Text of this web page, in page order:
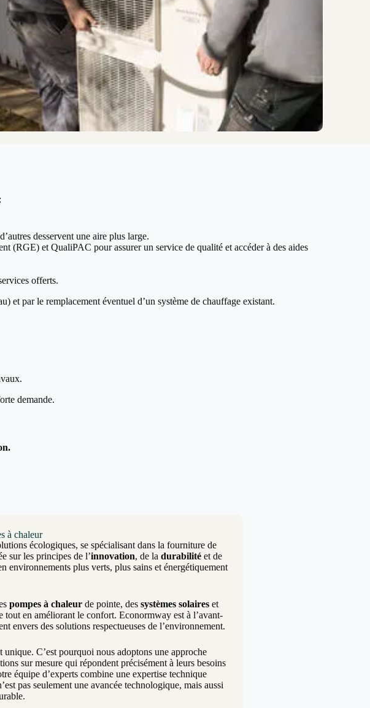
desservent une aire plus large.
(RGE) et QualiPAC pour assurer un service de qualité et accéder à des aides
offerts.
par le remplacement éventuel d’un système de chauffage existant.
demande.
à chaleur
écologiques, se spécialisant dans la fourniture de
sur les principes de l’innovation, de la durabilité et de
environnements plus verts, plus sains et énergétiquement
pompes à chaleurde pointe, des systèmes solaireset
tout en améliorant le confort. Econormway est à l’avant-
envers des solutions respectueuses de l’environnement.
C’est pourquoi nous adoptons une approche
sur mesure qui répondent précisément à leurs besoins
équipe d’experts combine une expertise technique
pas seulement une avancée technologique, mais aussi